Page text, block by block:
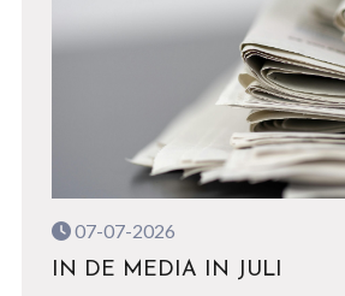
07-07-2026
IN DE MEDIA IN JULI